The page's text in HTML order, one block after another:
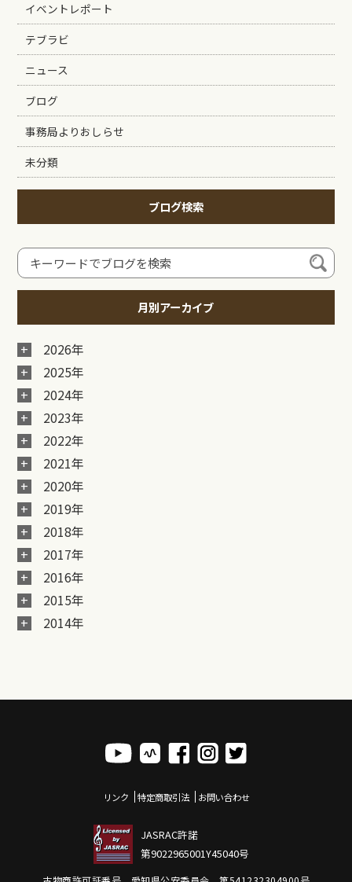
イベントレポート
テブラビ
ニュース
ブログ
事務局よりおしらせ
未分類
ブログ検索
月別アーカイブ
2026年
2025年
2024年
2023年
2022年
2021年
2020年
2019年
2018年
2017年
2016年
2015年
2014年
リンク 特定商取引法 お問い合わせ
JASRAC許諾
第9022965001Y45040号